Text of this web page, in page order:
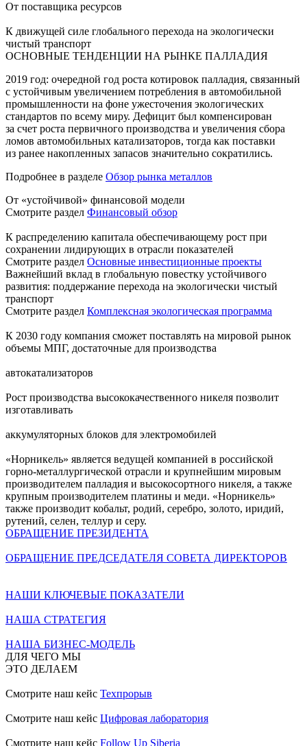
От поставщика ресурсов
К движущей силе глобального перехода на экологически
чистый транспорт
ОСНОВНЫЕ ТЕНДЕНЦИИ НА РЫНКЕ ПАЛЛАДИЯ
2019 год: очередной год роста котировок палладия, связанный
с устойчивым увеличением потребления в автомобильной
промышленности на фоне ужесточения экологических
стандартов по всему миру. Дефицит был компенсирован
за счет роста первичного производства и увеличения сбора
ломов автомобильных катализаторов, тогда как поставки
из ранее накопленных запасов значительно сократились.
Подробнее в разделе Обзор рынка металлов
От «устойчивой» финансовой модели
Смотрите раздел Финансовый обзор
К распределению капитала обеспечивающему рост при
сохранении лидирующих в отрасли показателей
Смотрите раздел Основные инвестиционные проекты
Важнейший вклад в глобальную повестку устойчивого
развития: поддержание перехода на экологически чистый
транспорт
Смотрите раздел Комплексная экологическая программа
К 2030 году компания сможет поставлять на мировой рынок
объемы МПГ, достаточные для производства
автокатализаторов
Рост производства высококачественного никеля позволит
изготавливать
аккумуляторных блоков для электромобилей
«Норникель» является ведущей компанией в российской
горно-металлургической отрасли и крупнейшим мировым
производителем палладия и высокосортного никеля, а также
крупным производителем платины и меди. «Норникель»
также производит кобальт, родий, серебро, золото, иридий,
рутений, селен, теллур и серу.
ОБРАЩЕНИЕ ПРЕЗИДЕНТА
ОБРАЩЕНИЕ ПРЕДСЕДАТЕЛЯ СОВЕТА ДИРЕКТОРОВ
НАШИ КЛЮЧЕВЫЕ ПОКАЗАТЕЛИ
НАША СТРАТЕГИЯ
НАША БИЗНЕС-МОДЕЛЬ
ДЛЯ ЧЕГО МЫ
ЭТО ДЕЛАЕМ
Смотрите наш кейс Техпрорыв
Смотрите наш кейс Цифровая лаборатория
Смотрите наш кейс Follow Up Siberia